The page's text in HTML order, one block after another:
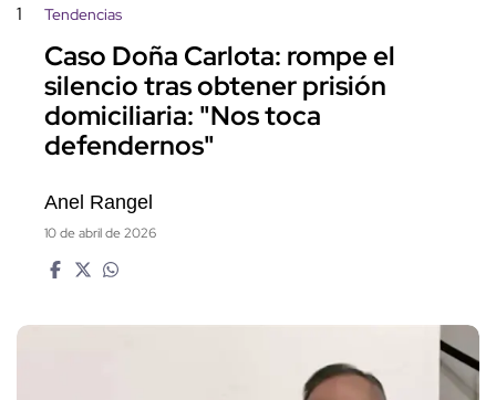
1 Tendencias
Caso Doña Carlota: rompe el
silencio tras obtener prisión
domiciliaria: "Nos toca
defendernos"
Anel Rangel
10 de abril de 2026